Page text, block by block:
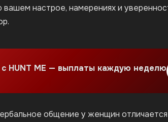
настрое, намерениях и
HUNT ME — выплаты каждую неделю
общение у женщин